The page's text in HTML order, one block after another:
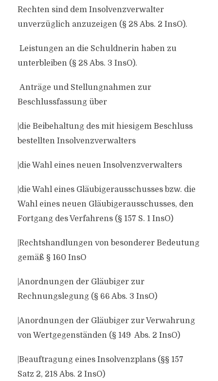
Rechten sind dem Insolvenzverwalter
unverzüglich anzuzeigen (§ 28 Abs. 2 InsO).
Leistungen an die Schuldnerin haben zu
unterbleiben (§ 28 Abs. 3 InsO).
Anträge und Stellungnahmen zur
Beschlussfassung über
|die Beibehaltung des mit hiesigem Beschluss
bestellten Insolvenzverwalters
|die Wahl eines neuen Insolvenzverwalters
|die Wahl eines Gläubigerausschusses bzw. die
Wahl eines neuen Gläubigerausschusses, den
Fortgang des Verfahrens (§ 157 S. 1 InsO)
|Rechtshandlungen von besonderer Bedeutung
gemäß § 160 InsO
|Anordnungen der Gläubiger zur
Rechnungslegung (§ 66 Abs. 3 InsO)
|Anordnungen der Gläubiger zur Verwahrung
von Wertgegenständen (§ 149 Abs. 2 InsO)
|Beauftragung eines Insolvenzplans (§§ 157
Satz 2, 218 Abs. 2 InsO)